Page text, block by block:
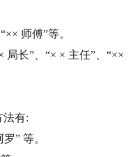
师傅”等。
长”、“× × 主任”、“××
法有:
” 等。